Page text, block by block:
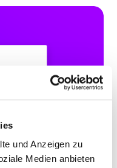
und Anzeigen zu
Medien anbieten